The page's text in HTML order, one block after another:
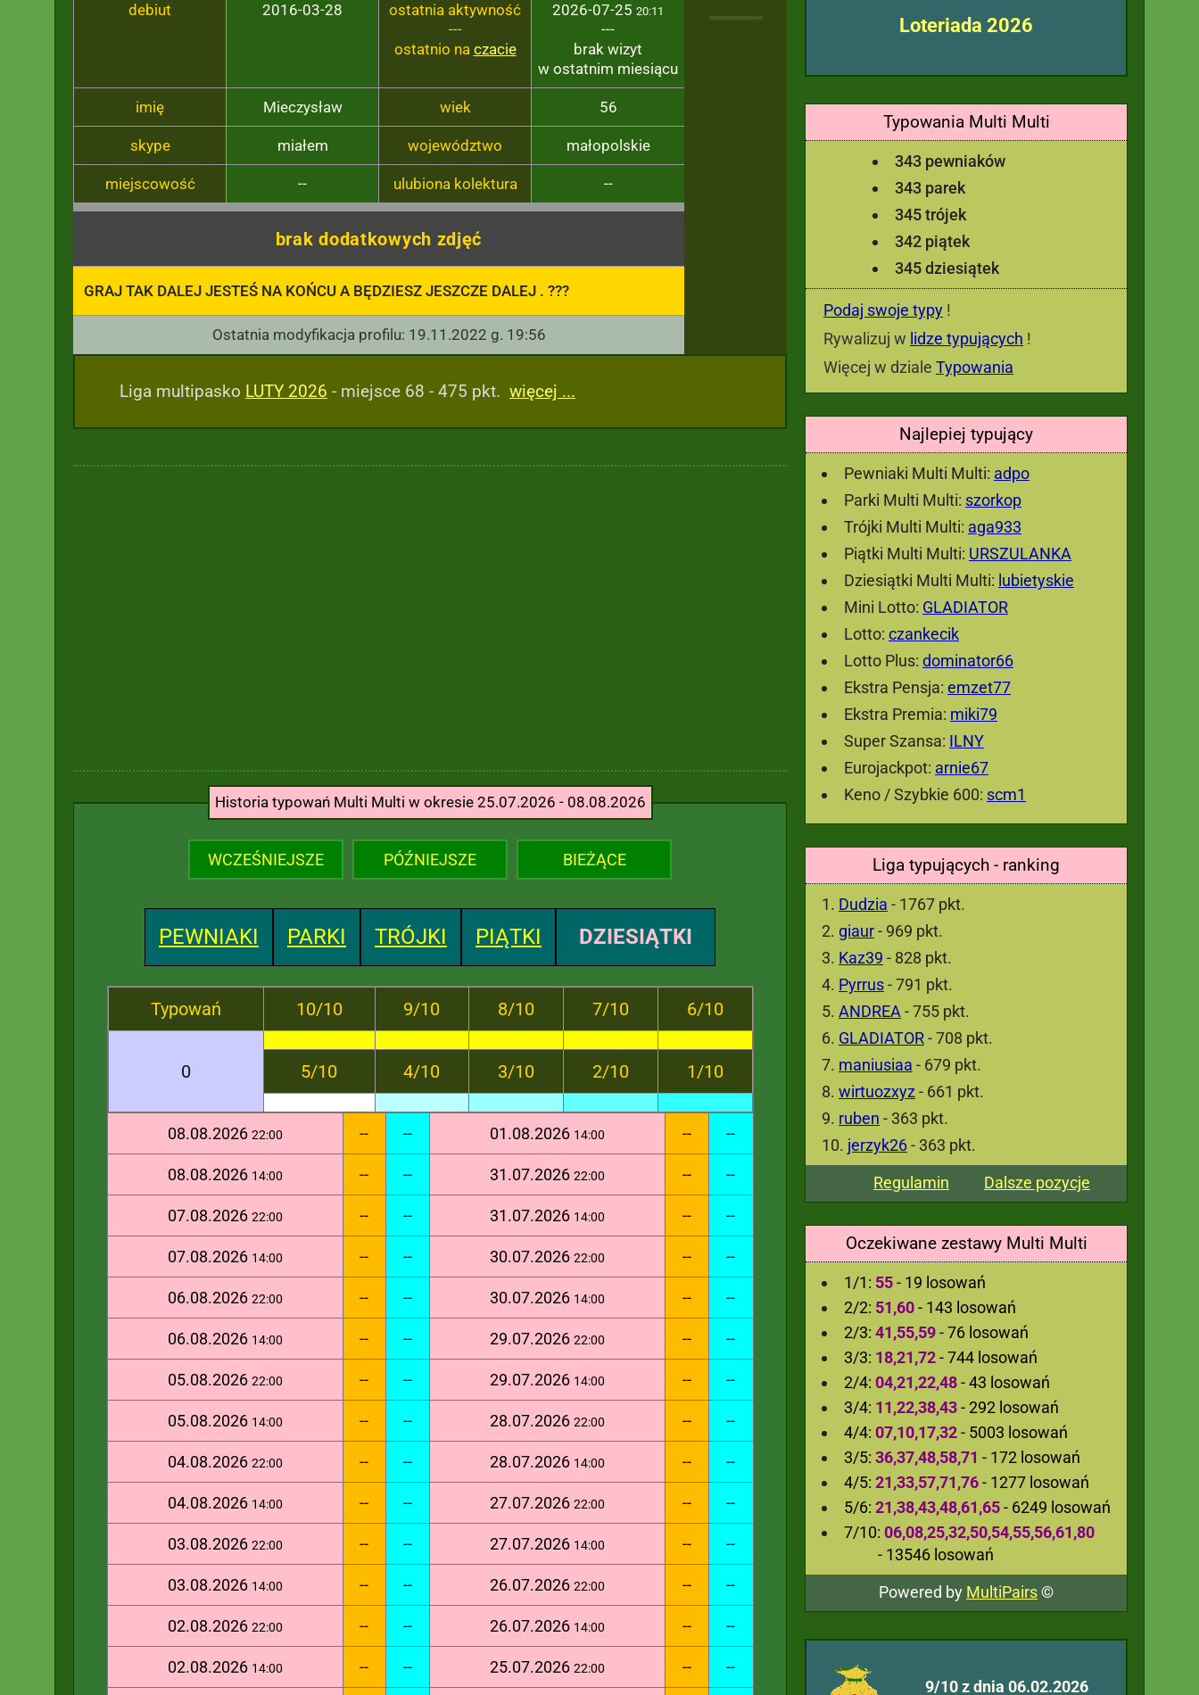
Loteriada 2026
Typowania Multi Multi
343 pewniaków
343 parek
345 trójek
342 piątek
345 dziesiątek
Podaj swoje typy !
Rywalizuj w lidze typujących !
Więcej w dziale Typowania
Najlepiej typujący
Pewniaki Multi Multi: adpo
Parki Multi Multi: szorkop
Trójki Multi Multi: aga933
Piątki Multi Multi: URSZULANKA
Dziesiątki Multi Multi: lubietyskie
Mini Lotto: GLADIATOR
Lotto: czankecik
Lotto Plus: dominator66
Ekstra Pensja: emzet77
Ekstra Premia: miki79
Super Szansa: ILNY
Eurojackpot: arnie67
Keno / Szybkie 600: scm1
Liga typujących - ranking
Dudzia - 1767 pkt.
giaur- 969 pkt.
Kaz39 - 828 pkt.
Pyrrus- 791 pkt.
ANDREA - 755 pkt.
GLADIATOR- 708 pkt.
maniusiaa - 679 pkt.
wirtuozxyz - 661 pkt.
ruben - 363 pkt.
jerzyk26- 363 pkt.
Regulamin
Dalsze pozycje
Oczekiwane zestawy Multi Multi
1/1: 55- 19 losowań
2/2: 51,60- 143 losowań
2/3: 41,55,59- 76 losowań
3/3: 18,21,72- 744 losowań
2/4: 04,21,22,48- 43 losowań
3/4: 11,22,38,43- 292 losowań
4/4: 07,10,17,32- 5003 losowań
3/5: 36,37,48,58,71 - 172 losowań
4/5: 21,33,57,71,76- 1277 losowań
5/6: 21,38,43,48,61,65- 6249 losowań
7/10: 06,08,25,32,50,54,55,56,61,80
- 13546 losowań
Powered by MultiPairs©
9/10 z dnia 06.02.2026
debiut 2016-03-28
ostatnia aktywność
---
ostatnio na czacie
2026-07-25 20:11
---
brak wizyt
w ostatnim miesiącu
imię Mieczysław wiek 56
skype miałem województwo małopolskie
miejscowość -- ulubiona kolektura --
brak dodatkowych zdjęć
GRAJ TAK DALEJ JESTEŚ NA KOŃCU A BĘDZIESZ JESZCZE DALEJ . ???
Ostatnia modyfikacja profilu: 19.11.2022 g. 19:56
Liga multipasko LUTY 2026 - miejsce 68 - 475 pkt. więcej ...
Historia typowań Multi Multi w okresie 25.07.2026 - 08.08.2026
WCZEŚNIEJSZE PÓŹNIEJSZE BIEŻĄCE
PEWNIAKI PARKI TRÓJKI PIĄTKI DZIESIĄTKI
Typowań 10/10 9/10 8/10 7/10 6/10
0 5/10 4/10 3/10 2/10 1/10
08.08.2026 22:00 -- -- 01.08.2026 14:00 -- --
08.08.2026 14:00 -- -- 31.07.2026 22:00 -- --
07.08.2026 22:00 -- -- 31.07.2026 14:00 -- --
07.08.2026 14:00 -- -- 30.07.2026 22:00 -- --
06.08.2026 22:00 -- -- 30.07.2026 14:00 -- --
06.08.2026 14:00 -- -- 29.07.2026 22:00 -- --
05.08.2026 22:00 -- -- 29.07.2026 14:00 -- --
05.08.2026 14:00 -- -- 28.07.2026 22:00 -- --
04.08.2026 22:00 -- -- 28.07.2026 14:00 -- --
04.08.2026 14:00 -- -- 27.07.2026 22:00 -- --
03.08.2026 22:00 -- -- 27.07.2026 14:00 -- --
03.08.2026 14:00 -- -- 26.07.2026 22:00 -- --
02.08.2026 22:00 -- -- 26.07.2026 14:00 -- --
02.08.2026 14:00 -- -- 25.07.2026 22:00 -- --